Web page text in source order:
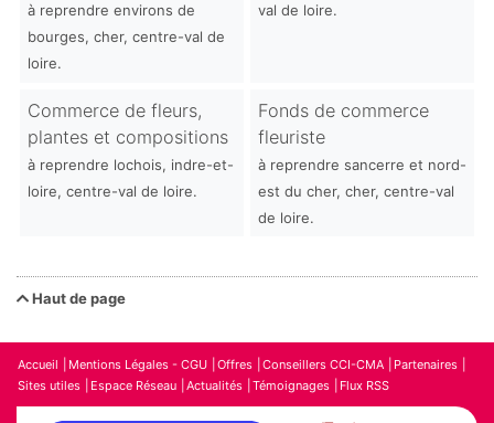
à reprendre environs de
bourges, cher, centre-val de
loire.
val de loire.
Commerce de fleurs,
plantes et compositions
à reprendre lochois, indre-et-
loire, centre-val de loire.
Fonds de commerce
fleuriste
à reprendre sancerre et nord-
est du cher, cher, centre-val
de loire.
Haut de page
Accueil Mentions Légales - CGU Offres Conseillers CCI-CMA
Partenaires
Sites utiles
Espace Réseau Actualités Témoignages Flux RSS